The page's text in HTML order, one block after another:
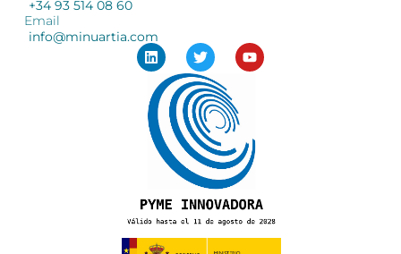
+34 93 514 08 60
Email
info@minuartia.com